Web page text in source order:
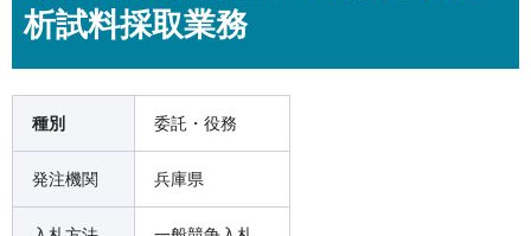
析試料採取業務
種別 委託・役務
発注機関 兵庫県